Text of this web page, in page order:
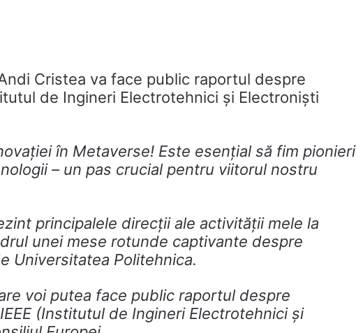
Cristea va face public raportul despre
de Ingineri Electrotehnici și Electroniști
în Metaverse! Este esențial să fim pionieri
– un pas crucial pentru viitorul nostru
principalele direcții ale activității mele la
unei mese rotunde captivante despre
Universitatea Politehnica.
voi putea face public raportul despre
(Institutul de Ingineri Electrotehnici și